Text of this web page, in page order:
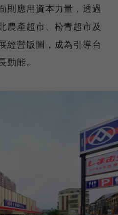
則應用資本力量，透過
農產超市、松青超市及
經營版圖，成為引導台
動能。